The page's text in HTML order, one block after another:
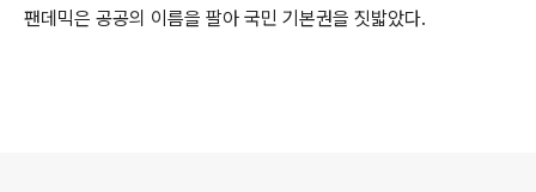
팬데믹은 공공의 이름을 팔아 국민 기본권을 짓밟았다.